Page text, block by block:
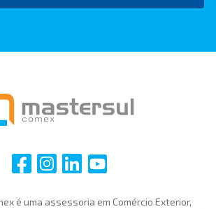
i i i i
é uma assessoria em Comércio Exterior,